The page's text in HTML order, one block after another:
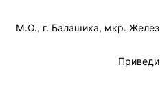
М.О., г. Балашиха, мкр.